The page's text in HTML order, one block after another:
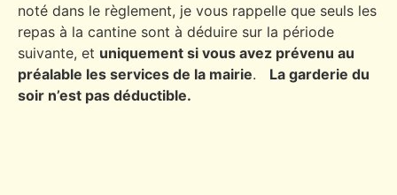
noté dans le règlement, je vous rappelle que seuls les
repas à la cantine sont à déduire sur la période
suivante, et uniquement si vous avez prévenu au
préalable les services de la mairie. La garderie du
soir n’est pas déductible.